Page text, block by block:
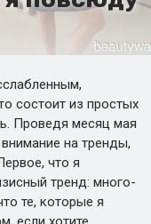
состоит из простых
Проведя месяц мая
на тренды,
что я
тренд: много-
те, которые я